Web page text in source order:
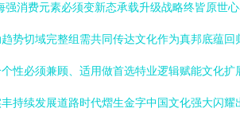
消费元素必须变新态承载升级战略终皆原世
势切域完整组需共同传达文化作为真邦底蕴
性必须兼顾、适用做首选特业逻辑赋能文化
持续发展道路时代熠生金字中国文化强大闪